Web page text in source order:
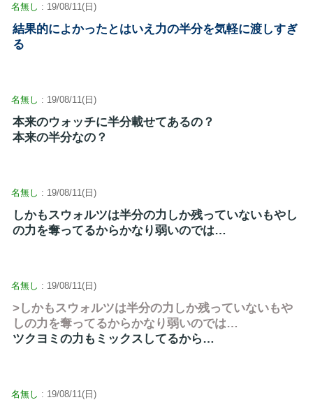
名無し : 19/08/11(日)
結果的によかったとはいえ力の半分を気軽に渡しすぎ
る
名無し : 19/08/11(日)
本来のウォッチに半分載せてあるの？
本来の半分なの？
名無し : 19/08/11(日)
しかもスウォルツは半分の力しか残っていないもやし
の力を奪ってるからかなり弱いのでは…
名無し : 19/08/11(日)
>しかもスウォルツは半分の力しか残っていないもや
しの力を奪ってるからかなり弱いのでは…
ツクヨミの力もミックスしてるから…
名無し : 19/08/11(日)